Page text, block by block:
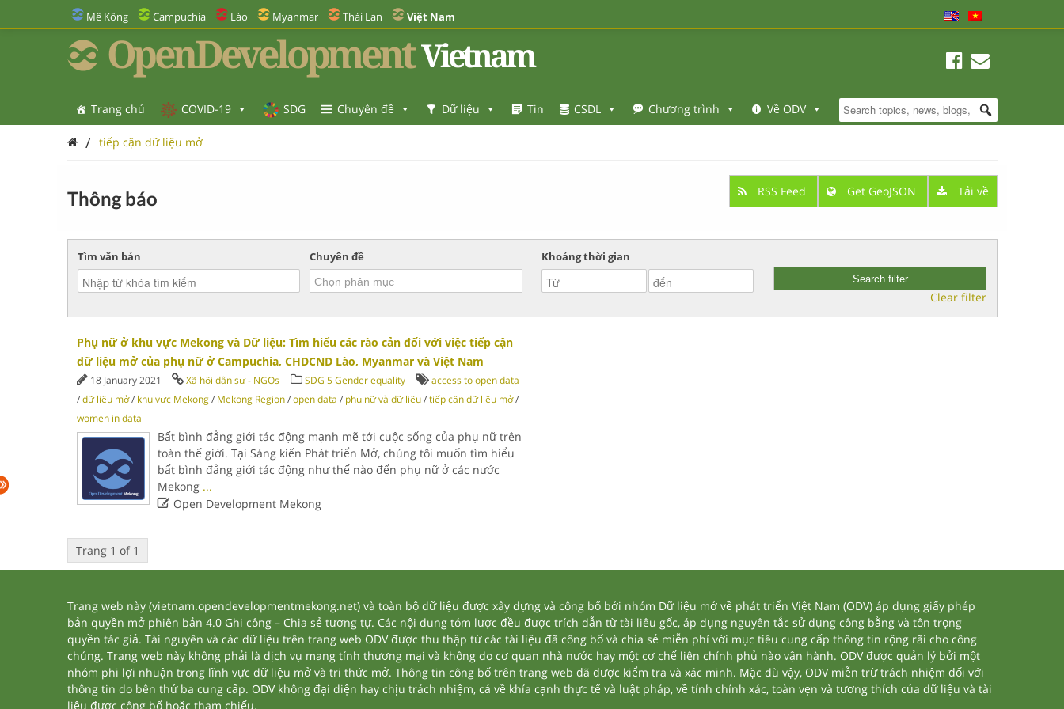
Mê Kông Campuchia Lào Myanmar Thái Lan Việt Nam
OpenDevelopment Vietnam
Trang chủ COVID-19 SDG Chuyên đề Dữ liệu Tin CSDL Chương trình Về ODV
/ tiếp cận dữ liệu mở
Thông báo RSS Feed Get GeoJSON Tải về
Tìm văn bản Chuyên đề Khoảng thời gian
Clear filter
Phụ nữ ở khu vực Mekong và Dữ liệu: Tìm hiểu các rào cản đối với việc tiếp cận
dữ liệu mở của phụ nữ ở Campuchia, CHDCND Lào, Myanmar và Việt Nam
18 January 2021 Xã hội dân sự - NGOs SDG 5 Gender equality
access to open data
/dữ liệu mở/ khu vực Mekong/ Mekong Region/open data / phụ nữ và dữ liệu/tiếp cận dữ liệu mở/
women in data
Bất bình đẳng giới tác động mạnh mẽ tới cuộc sống của phụ nữ trên
toàn thế giới. Tại Sáng kiến Phát triển Mở, chúng tôi muốn tìm hiểu
bất bình đẳng giới tác động như thế nào đến phụ nữ ở các nước
Mekong ...
Open Development Mekong
Trang 1 of 1
Trang web này (vietnam.opendevelopmentmekong.net) và toàn bộ dữ liệu được xây dựng và công bố bởi nhóm Dữ liệu mở về phát triển Việt Nam (ODV) áp dụng giấy phép
bản quyền mở phiên bản 4.0 Ghi công – Chia sẻ tương tự. Các nội dung tóm lược đều được trích dẫn từ tài liêu gốc, áp dụng nguyên tắc sử dụng công bằng và tôn trọng
quyền tác giả. Tài nguyên và các dữ liệu trên trang web ODV được thu thập từ các tài liệu đã công bố và chia sẻ miễn phí với mục tiêu cung cấp thông tin rộng rãi cho công
chúng. Trang web này không phải là dịch vụ mang tính thương mại và không do cơ quan nhà nước hay một cơ chế liên chính phủ nào vận hành. ODV được quản lý bởi một
nhóm phi lợi nhuận trong lĩnh vực dữ liệu mở và tri thức mở. Thông tin công bố trên trang web đã được kiểm tra và xác minh. Mặc dù vậy, ODV miễn trừ trách nhiệm đối với
thông tin do bên thứ ba cung cấp. ODV không đại diện hay chịu trách nhiệm, cả về khía cạnh thực tế và luật pháp, về tính chính xác, toàn vẹn và tương thích của dữ liệu và tài
liệu được công bố hoặc tham chiếu.